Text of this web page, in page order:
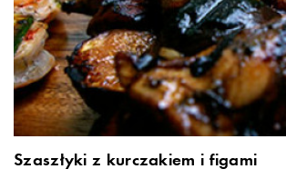
Szaszłyki z kurczakiem i figami